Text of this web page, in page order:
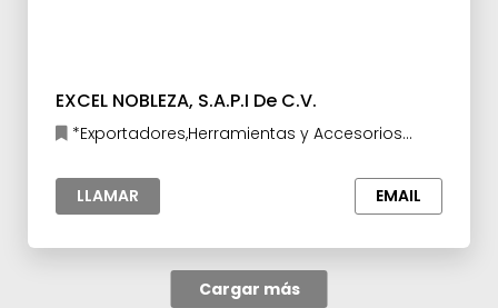
EXCEL NOBLEZA, S.A.P.I De C.V.
*Exportadores,Herramientas y Accesorios
LLAMAR
EMAIL
Cargar más